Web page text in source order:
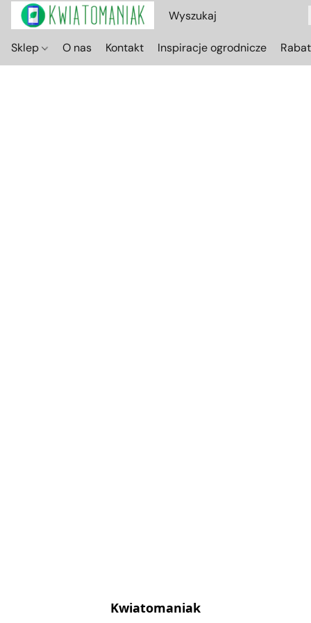
Sklep O nas Kontakt Inspiracje ogrodnicze
Kwiatomaniak